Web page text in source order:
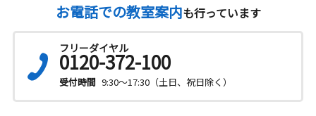
お電話での教室案内も行っています
フリーダイヤル
0120-372-100
受付時間 9:30～17:30（土日、祝日除く）